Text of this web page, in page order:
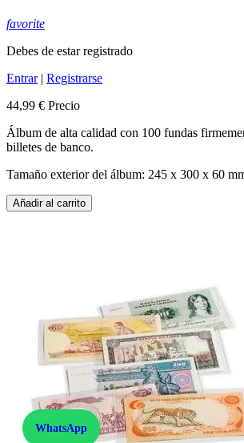
favorite
Debes de estar registrado
Entrar| Registrarse
44,99 € Precio
Álbum de alta calidad con 100 fundas
billetes de banco.
Tamaño exterior del álbum: 245 x 300 x 60
Añadir al carrito
WhatsApp